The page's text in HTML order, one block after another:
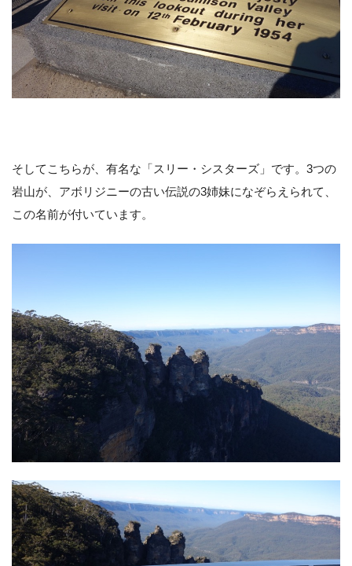
そしてこちらが、有名な「スリー・シスターズ」です。3つの
岩山が、アボリジニーの古い伝説の3姉妹になぞらえられて、
この名前が付いています。